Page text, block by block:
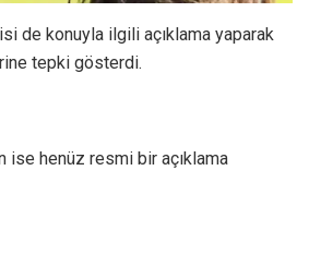
de konuyla ilgili açıklama yaparak
tepki gösterdi.
ise henüz resmi bir açıklama